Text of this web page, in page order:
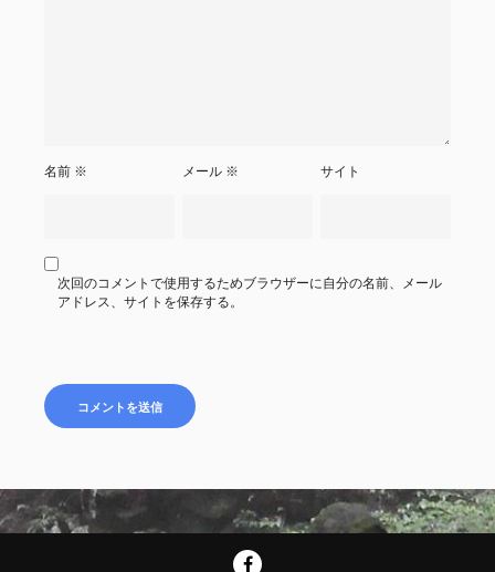
名前 ※ メール ※ サイト
次回のコメントで使用するためブラウザーに自分の名前、メール
アドレス、サイトを保存する。